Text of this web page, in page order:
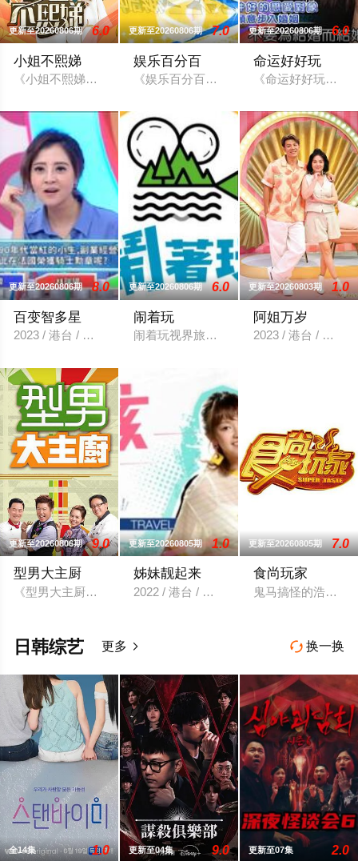
更新至20260806期 6.0
小姐不熙娣
《小姐不熙娣》是一檔以女性做為出發點，討論內容聚焦女性職
更新至20260806期 7.0
娱乐百分百
《娱乐百分百》是八大综合台一档娱乐
更新至20260806期 6.0
命运好好玩
《命运好好玩》
更新至20260806期 8.0
百变智多星
2023 / 港台 / 港台综艺
更新至20260806期 6.0
闹着玩
闹着玩视界旅游》由《食尚玩家》建造团
更新至20260803期 1.0
阿姐万岁
2023 / 港台 / 港台
更新至20260806期 9.0
型男大主厨
《型男大主厨》自2006年7月10日首播推出以来，收视率长期
更新至20260805期 1.0
姊妹靓起来
2022 / 港台 / 梁赫群,于子育
更新至20260805期 7.0
食尚玩家
鬼马搞怪的浩角翔
 换一换
日韩综艺 更多 
全14集 1.0 更新至04集 9.0 更新至07集 2.0